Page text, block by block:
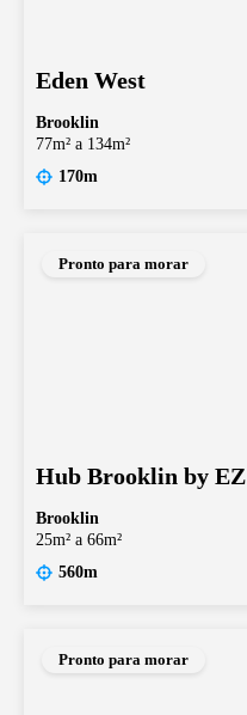
Eden West
Brooklin
77m² a 134m²
170m
Pronto para morar
Hub Brooklin by EZ
Brooklin
25m² a 66m²
560m
Pronto para morar